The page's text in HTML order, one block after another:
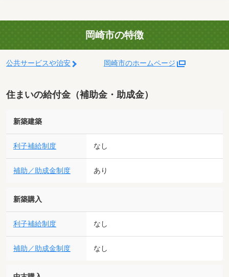
岡崎市の特徴
公共サービスや治安 岡崎市のホームページ
住まいの給付金（補助金・助成金）
新築建築
利子補給制度 なし
補助／助成金制度 あり
新築購入
利子補給制度 なし
補助／助成金制度 なし